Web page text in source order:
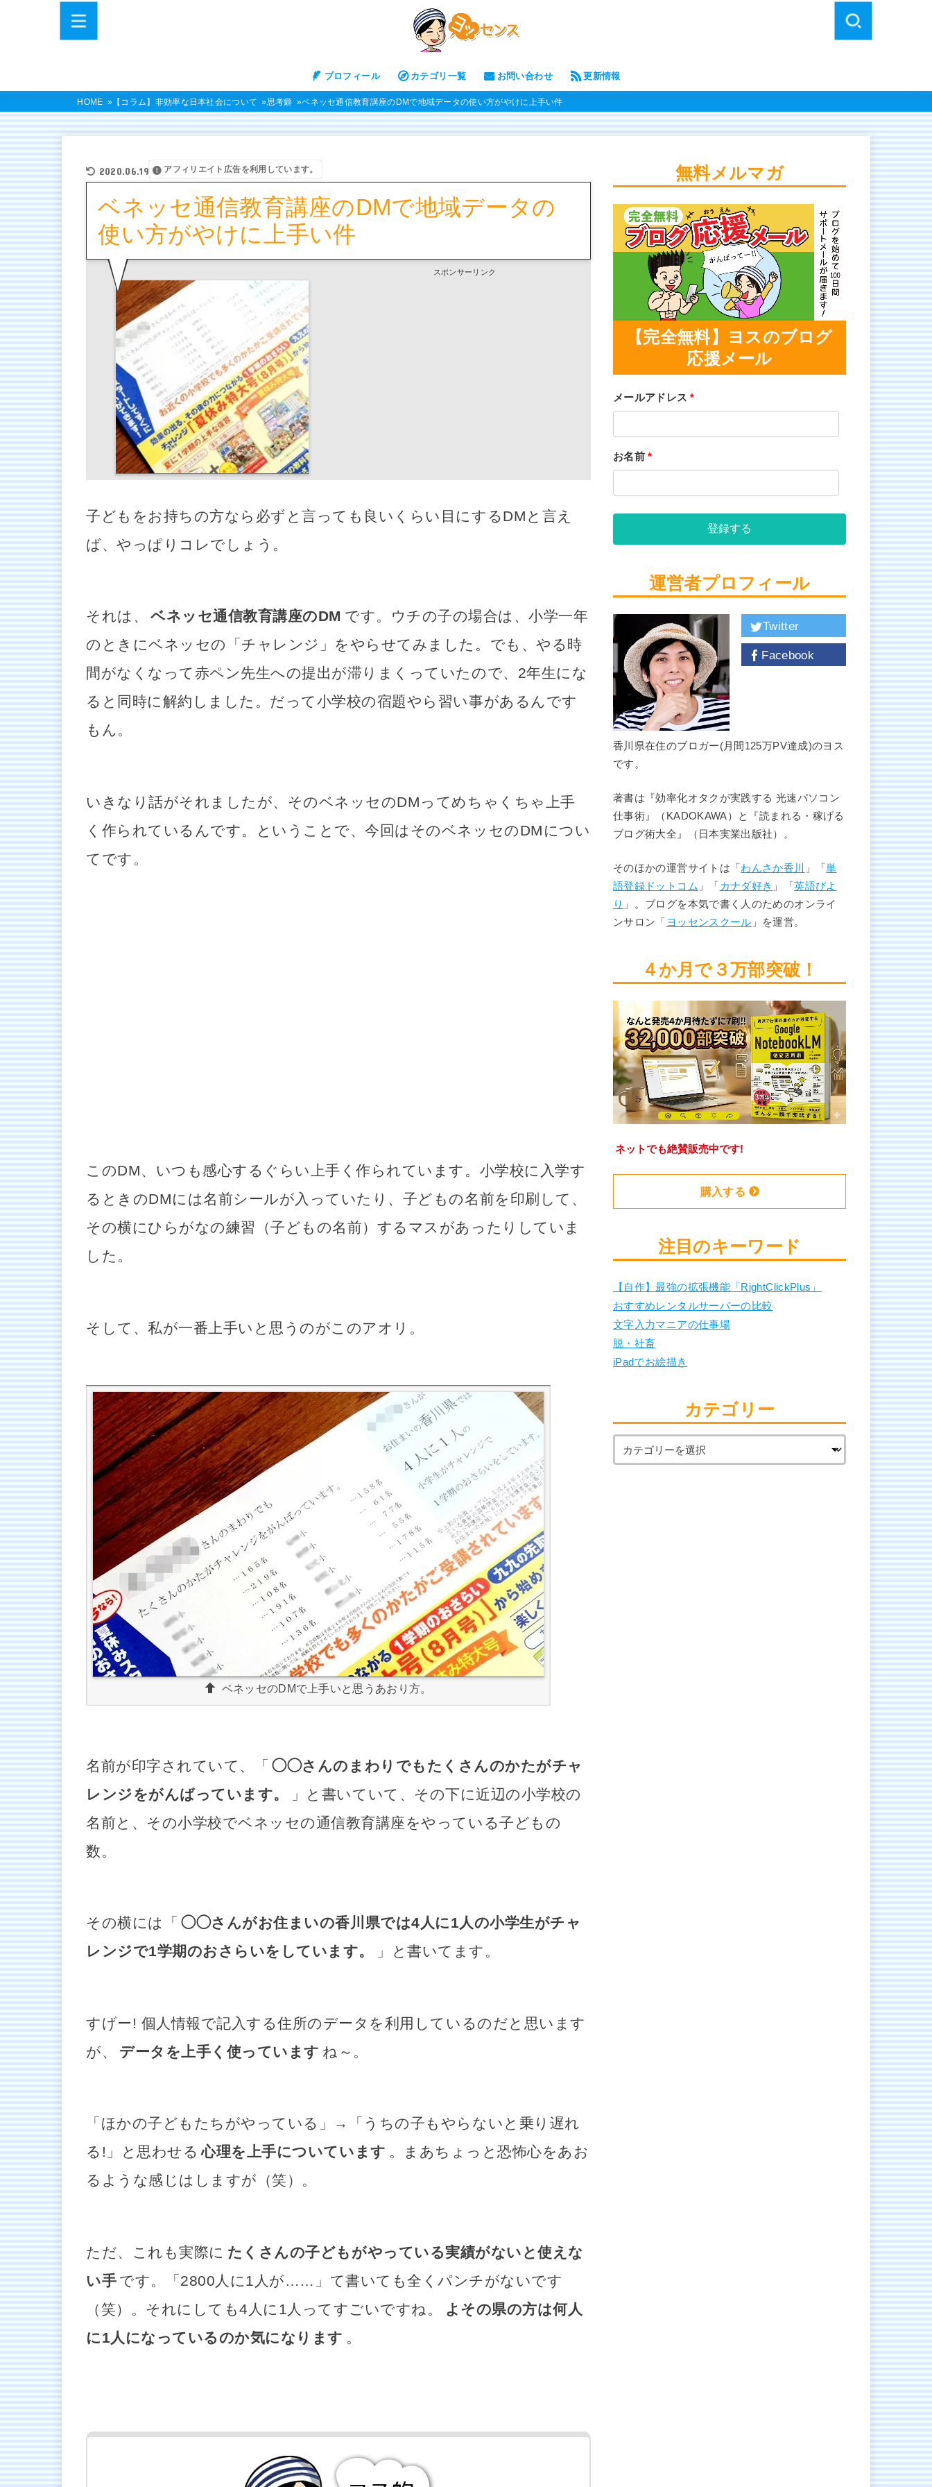
プロフィール カテゴリ一覧 お問い合わせ 更新情報
HOME 【コラム】非効率な日本社会について 思考癖 ベネッセ通信教育講座のDMで地域データの使い方がやけに上手い件
2020.06.19 アフィリエイト広告を利用しています。
ベネッセ通信教育講座のDMで地域データの
使い方がやけに上手い件
スポンサーリンク
子どもをお持ちの方なら必ずと言っても良いくらい目にするDMと言え
ば、やっぱりコレでしょう。
それは、 ベネッセ通信教育講座のDM です。ウチの子の場合は、小学一年
のときにベネッセの「チャレンジ」をやらせてみました。でも、やる時
間がなくなって赤ペン先生への提出が滞りまくっていたので、2年生にな
ると同時に解約しました。だって小学校の宿題やら習い事があるんです
もん。
いきなり話がそれましたが、そのベネッセのDMってめちゃくちゃ上手
く作られているんです。ということで、今回はそのベネッセのDMについ
てです。
このDM、いつも感心するぐらい上手く作られています。小学校に入学す
るときのDMには名前シールが入っていたり、子どもの名前を印刷して、
その横にひらがなの練習（子どもの名前）するマスがあったりしていま
した。
そして、私が一番上手いと思うのがこのアオリ。
ベネッセのDMで上手いと思うあおり方。
名前が印字されていて、「 ◯◯さんのまわりでもたくさんのかたがチャ
レンジをがんばっています。
」と書いていて、その下に近辺の小学校の
名前と、その小学校でベネッセの通信教育講座をやっている子どもの
数。
その横には「 ◯◯さんがお住まいの香川県では4人に1人の小学生がチャ
レンジで1学期のおさらいをしています。
」と書いてます。
すげー! 個人情報で記入する住所のデータを利用しているのだと思います
が、
データを上手く使っています ね～。
「ほかの子どもたちがやっている」→「うちの子もやらないと乗り遅れ
る!」と思わせる 心理を上手についています 。まあちょっと恐怖心をあお
るような感じはしますが（笑）。
ただ、これも実際に たくさんの子どもがやっている実績がないと使えな
い手 です。「2800人に1人が……」て書いても全くパンチがないです
（笑）。それにしても4人に1人ってすごいですね。
よその県の方は何人
に1人になっているのか気になります 。
無料メルマガ
【完全無料】ヨスのブログ
応援メール
メールアドレス*
お名前*
登録する
運営者プロフィール
Twitter
Facebook
香川県在住のブロガー(月間125万PV達成)のヨス
です。
著書は『効率化オタクが実践する 光速パソコン
仕事術』（KADOKAWA）と『読まれる・稼げる
ブログ術大全』（日本実業出版社）。
そのほかの運営サイトは「わんさか香川 」「単
語登録ドットコム 」「 カナダ好き 」「英語びよ
り 」。ブログを本気で書く人のためのオンライ
ンサロン「 ヨッセンスクール 」を運営。
４か月で３万部突破！
ネットでも絶賛販売中です!
購入する
注目のキーワード
【自作】最強の拡張機能「RightClickPlus」
おすすめレンタルサーバーの比較
文字入力マニアの仕事場
脱・社畜
iPadでお絵描き
カテゴリー